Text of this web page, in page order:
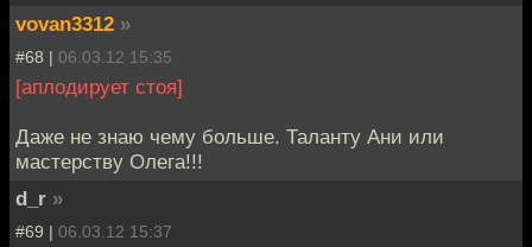
vovan3312 »
#68 | 06.03.12 15:35
[аплодирует стоя]
Даже не знаю чему больше. Таланту Ани или
мастерству Олега!!!
d_r »
#69 | 06.03.12 15:37